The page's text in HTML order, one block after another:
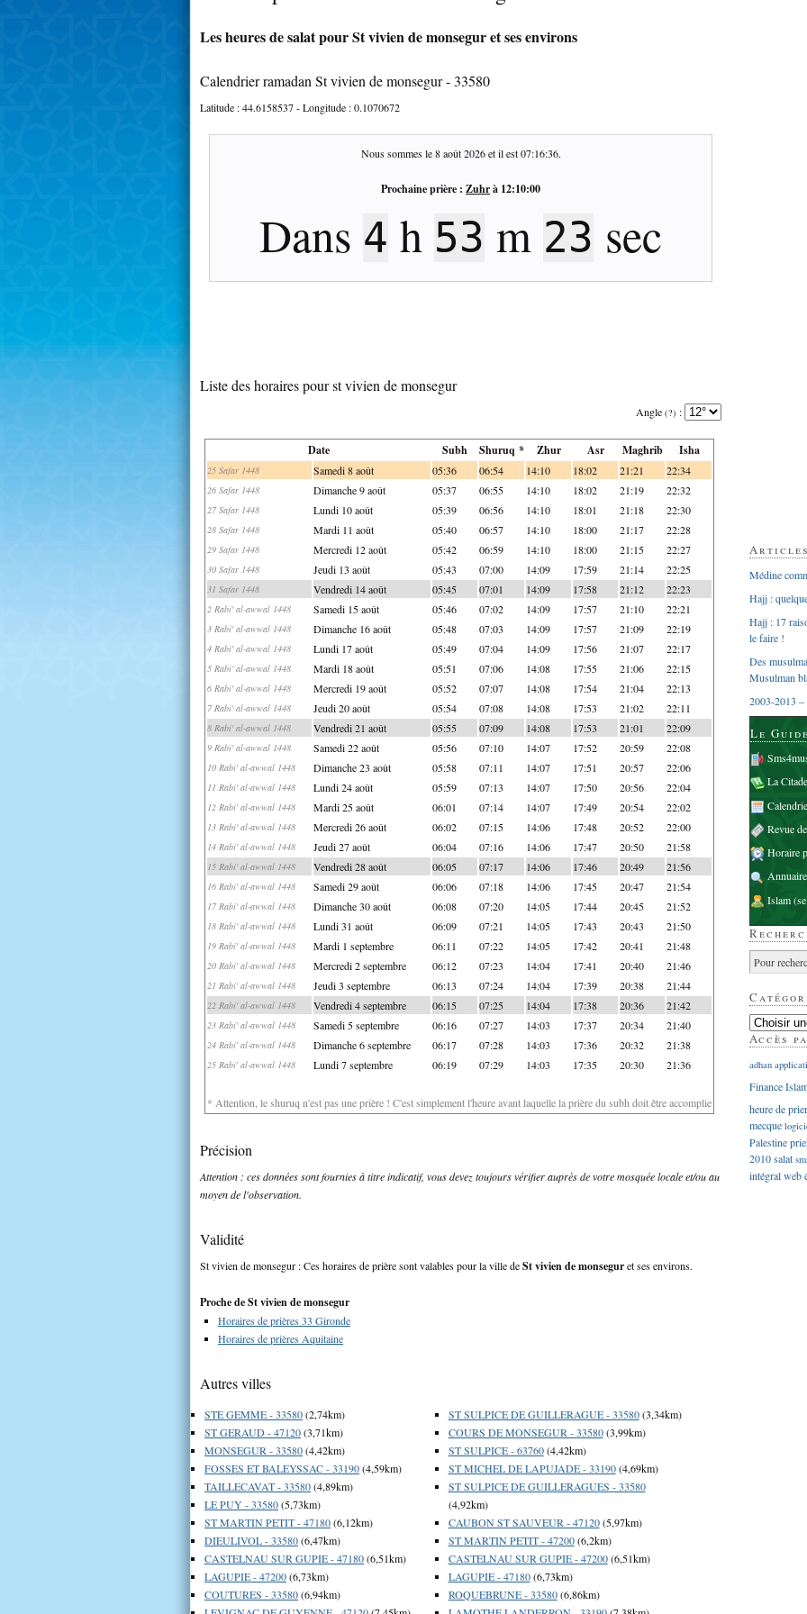
Les heures de salat pour St vivien de monsegur et ses environs
Calendrier ramadan St vivien de monsegur - 33580
Latitude :44.6158537- Longitude :0.1070672
Nous sommes le8 août 2026et il est07:16:37.
Prochaine prière : Zuhrà 12:10:00
Dans 4 h 53 m 22 sec
Liste des horaires pour st vivien de monsegur
Angle (?) :
Date Subh Shuruq * Zhur Asr Maghrib Isha
25 Safar 1448 Samedi 8 août 05:36 06:54 14:10 18:02 21:21 22:34
26 Safar 1448 Dimanche 9 août 05:37 06:55 14:10 18:02 21:19 22:32
27 Safar 1448 Lundi 10 août 05:39 06:56 14:10 18:01 21:18 22:30
28 Safar 1448 Mardi 11 août 05:40 06:57 14:10 18:00 21:17 22:28
29 Safar 1448 Mercredi 12 août 05:42 06:59 14:10 18:00 21:15 22:27
30 Safar 1448 Jeudi 13 août 05:43 07:00 14:09 17:59 21:14 22:25
31 Safar 1448 Vendredi 14 août 05:45 07:01 14:09 17:58 21:12 22:23
2 Rabi' al-awwal 1448 Samedi 15 août 05:46 07:02 14:09 17:57 21:10 22:21
3 Rabi' al-awwal 1448 Dimanche 16 août 05:48 07:03 14:09 17:57 21:09 22:19
4 Rabi' al-awwal 1448 Lundi 17 août 05:49 07:04 14:09 17:56 21:07 22:17
5 Rabi' al-awwal 1448 Mardi 18 août 05:51 07:06 14:08 17:55 21:06 22:15
6 Rabi' al-awwal 1448 Mercredi 19 août 05:52 07:07 14:08 17:54 21:04 22:13
7 Rabi' al-awwal 1448 Jeudi 20 août 05:54 07:08 14:08 17:53 21:02 22:11
8 Rabi' al-awwal 1448 Vendredi 21 août 05:55 07:09 14:08 17:53 21:01 22:09
9 Rabi' al-awwal 1448 Samedi 22 août 05:56 07:10 14:07 17:52 20:59 22:08
10 Rabi' al-awwal 1448 Dimanche 23 août 05:58 07:11 14:07 17:51 20:57 22:06
11 Rabi' al-awwal 1448 Lundi 24 août 05:59 07:13 14:07 17:50 20:56 22:04
12 Rabi' al-awwal 1448 Mardi 25 août 06:01 07:14 14:07 17:49 20:54 22:02
13 Rabi' al-awwal 1448 Mercredi 26 août 06:02 07:15 14:06 17:48 20:52 22:00
14 Rabi' al-awwal 1448 Jeudi 27 août 06:04 07:16 14:06 17:47 20:50 21:58
15 Rabi' al-awwal 1448 Vendredi 28 août 06:05 07:17 14:06 17:46 20:49 21:56
16 Rabi' al-awwal 1448 Samedi 29 août 06:06 07:18 14:06 17:45 20:47 21:54
17 Rabi' al-awwal 1448 Dimanche 30 août 06:08 07:20 14:05 17:44 20:45 21:52
18 Rabi' al-awwal 1448 Lundi 31 août 06:09 07:21 14:05 17:43 20:43 21:50
19 Rabi' al-awwal 1448 Mardi 1 septembre 06:11 07:22 14:05 17:42 20:41 21:48
20 Rabi' al-awwal 1448 Mercredi 2 septembre 06:12 07:23 14:04 17:41 20:40 21:46
21 Rabi' al-awwal 1448 Jeudi 3 septembre 06:13 07:24 14:04 17:39 20:38 21:44
22 Rabi' al-awwal 1448 Vendredi 4 septembre 06:15 07:25 14:04 17:38 20:36 21:42
23 Rabi' al-awwal 1448 Samedi 5 septembre 06:16 07:27 14:03 17:37 20:34 21:40
24 Rabi' al-awwal 1448 Dimanche 6 septembre 06:17 07:28 14:03 17:36 20:32 21:38
25 Rabi' al-awwal 1448 Lundi 7 septembre 06:19 07:29 14:03 17:35 20:30 21:36
* Attention, le shuruq n'est pas une prière ! C'est simplement l'heure avant laquelle la prière du subh doit être accomplie
Précision
Attention : ces données sont fournies à titre indicatif, vous devez toujours vérifier auprès de votre mosquée locale et/ou au
moyen de l'observation.
Validité
St vivien de monsegur : Ces horaires de prière sont valables pour la ville deSt vivien de monseguret ses environs.
Proche de St vivien de monsegur
Horaires de prières 33 Gironde
Horaires de prières Aquitaine
Autres villes
STE GEMME - 33580(2,74km)
ST GERAUD - 47120(3,71km)
MONSEGUR - 33580(4,42km)
FOSSES ET BALEYSSAC - 33190(4,59km)
TAILLECAVAT - 33580(4,89km)
LE PUY - 33580(5,73km)
ST MARTIN PETIT - 47180(6,12km)
DIEULIVOL - 33580(6,47km)
CASTELNAU SUR GUPIE - 47180(6,51km)
LAGUPIE - 47200(6,73km)
COUTURES - 33580(6,94km)
ST SULPICE DE GUILLERAGUE - 33580(3,34km)
COURS DE MONSEGUR - 33580(3,99km)
ST SULPICE - 63760(4,42km)
ST MICHEL DE LAPUJADE - 33190(4,69km)
ST SULPICE DE GUILLERAGUES - 33580
(4,92km)
CAUBON ST SAUVEUR - 47120(5,97km)
ST MARTIN PETIT - 47200(6,2km)
CASTELNAU SUR GUPIE - 47200(6,51km)
LAGUPIE - 47180(6,73km)
ROQUEBRUNE - 33580(6,86km)
Médine
Hajj :
Hajj : 17
le faire !
Des
Musulman
2003-2013 –
Le
La
Revue
Horaire
Islam
Accès
adhan
Finance
heure de
mecque
Palestine
2010salat
intégralweb